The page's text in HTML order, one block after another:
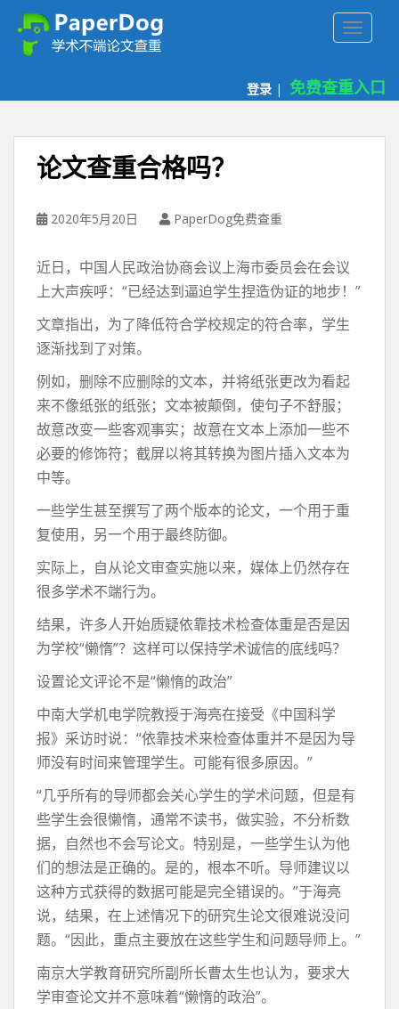
登录 | 免费查重入口
论文查重合格吗？
2020年5月20日 PaperDog免费查重
近日，中国人民政治协商会议上海市委员会在会议
上大声疾呼：“已经达到逼迫学生捏造伪证的地步！”
文章指出，为了降低符合学校规定的符合率，学生
逐渐找到了对策。
例如，删除不应删除的文本，并将纸张更改为看起
来不像纸张的纸张；文本被颠倒，使句子不舒服；
故意改变一些客观事实；故意在文本上添加一些不
必要的修饰符；截屏以将其转换为图片插入文本为
中等。
一些学生甚至撰写了两个版本的论文，一个用于重
复使用，另一个用于最终防御。
实际上，自从论文审查实施以来，媒体上仍然存在
很多学术不端行为。
结果，许多人开始质疑依靠技术检查体重是否是因
为学校“懒惰”？这样可以保持学术诚信的底线吗？
设置论文评论不是“懒惰的政治”
中南大学机电学院教授于海亮在接受《中国科学
报》采访时说：“依靠技术来检查体重并不是因为导
师没有时间来管理学生。可能有很多原因。”
“几乎所有的导师都会关心学生的学术问题，但是有
些学生会很懒惰，通常不读书，做实验，不分析数
据，自然也不会写论文。特别是，一些学生认为他
们的想法是正确的。是的，根本不听。导师建议以
这种方式获得的数据可能是完全错误的。”于海亮
说，结果，在上述情况下的研究生论文很难说没问
题。“因此，重点主要放在这些学生和问题导师上。”
南京大学教育研究所副所长曹太生也认为，要求大
学审查论文并不意味着“懒惰的政治”。